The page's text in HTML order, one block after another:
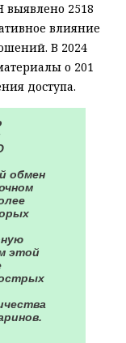
выявлено 2518
влияние
В 2024
о 201
доступа.
обмен
этой